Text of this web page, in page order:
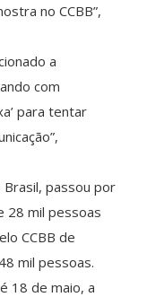
no CCBB”,
a
com
para tentar
passou por
28 mil pessoas
CCBB de
mil pessoas.
18 de maio, a